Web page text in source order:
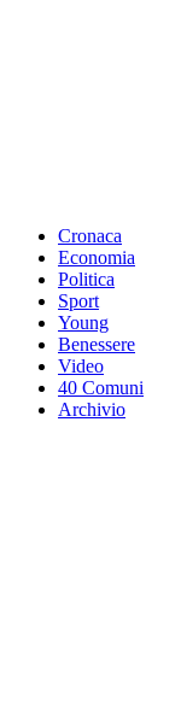
Cronaca
Economia
Politica
Sport
Young
Benessere
Video
40 Comuni
Archivio